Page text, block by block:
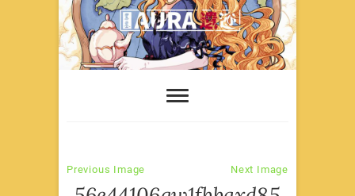
Previous Image Next Image